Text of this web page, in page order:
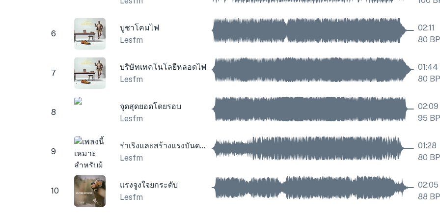
6
บูชาโคมไฟ
Lesfm
02:11
80
7
บริษัทเทคโนโลยีหลอดไฟ
Lesfm
01:44
80
8
จุดสุดยอดโดยรอบ
Lesfm
02:09
95
9
ร่าเริงและสร้างแรงบันดาลใจ
Lesfm
01:28
80
10
แรงจูงใจยกระดับ
Lesfm
02:05
88